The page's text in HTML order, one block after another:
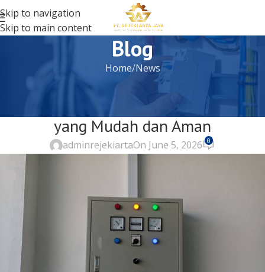
Skip to navigation
Skip to main content
Blog
Home News
5 Cara Koneksi Panel ATS ke Genset
yang Mudah dan Aman
adminrejekiartaOn June 5, 2026 0